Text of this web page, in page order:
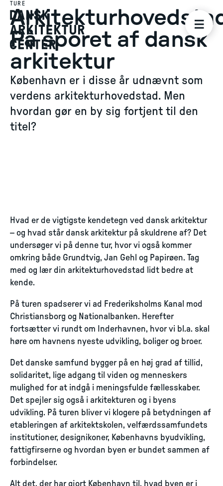
TURE
På sporet af dansk
arkitektur
København er i disse år udnævnt som
verdens arkitekturhovedstad. Men
hvordan gør en by sig fortjent til den
titel?
Hvad er de vigtigste kendetegn ved dansk arkitektur
– og hvad står dansk arkitektur på skuldrene af? Det
undersøger vi på denne tur, hvor vi også kommer
omkring både Grundtvig, Jan Gehl og Papirøen. Tag
med og lær din arkitekturhovedstad lidt bedre at
kende.
På turen spadserer vi ad Frederiksholms Kanal mod
Christiansborg og Nationalbanken. Herefter
fortsætter vi rundt om Inderhavnen, hvor vi bl.a. skal
høre om havnens nyeste udvikling, boliger og broer.
Det danske samfund bygger på en høj grad af tillid,
solidaritet, lige adgang til viden og menneskers
mulighed for at indgå i meningsfulde fællesskaber.
Det spejler sig også i arkitekturen og i byens
udvikling. På turen bliver vi klogere på betydningen af
etableringen af arkitektskolen, velfærdssamfundets
institutioner, designikoner, Københavns byudvikling,
fattigfirserne og hvordan byen er bundet sammen af
forbindelser.
Alt det, der har gjort København til, hvad byen er i